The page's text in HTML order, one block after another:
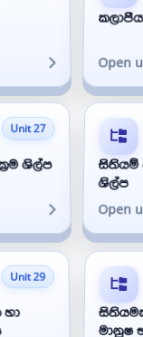
Open
Unit 27
ශිල්ප සිතියම්
ශිල්ප
Open
Unit 29
මානුෂ